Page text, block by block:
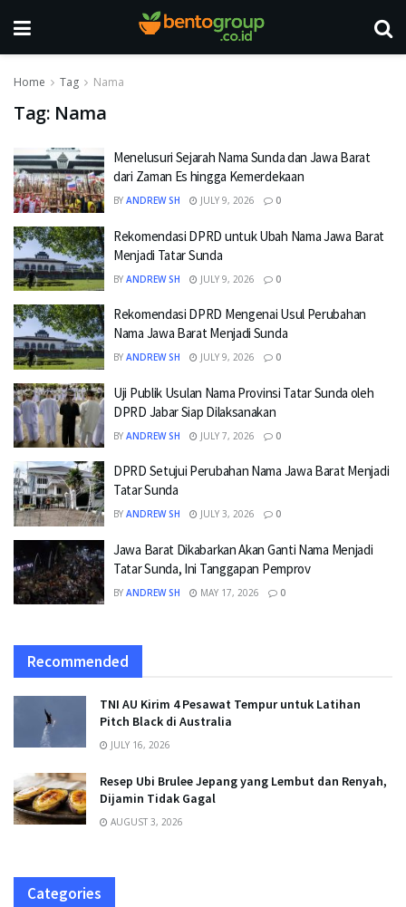
Home Tag Nama
Tag: Nama
Menelusuri Sejarah Nama Sunda dan Jawa Barat
dari Zaman Es hingga Kemerdekaan
BY ANDREW SH JULY 9, 2026 0
Rekomendasi DPRD untuk Ubah Nama Jawa Barat
Menjadi Tatar Sunda
BY ANDREW SH JULY 9, 2026 0
Rekomendasi DPRD Mengenai Usul Perubahan
Nama Jawa Barat Menjadi Sunda
BY ANDREW SH JULY 9, 2026 0
Uji Publik Usulan Nama Provinsi Tatar Sunda oleh
DPRD Jabar Siap Dilaksanakan
BY ANDREW SH JULY 7, 2026 0
DPRD Setujui Perubahan Nama Jawa Barat Menjadi
Tatar Sunda
BY ANDREW SH JULY 3, 2026 0
Jawa Barat Dikabarkan Akan Ganti Nama Menjadi
Tatar Sunda, Ini Tanggapan Pemprov
BY ANDREW SH MAY 17, 2026 0
Recommended
TNI AU Kirim 4 Pesawat Tempur untuk Latihan
Pitch Black di Australia
JULY 16, 2026
Resep Ubi Brulee Jepang yang Lembut dan Renyah,
Dijamin Tidak Gagal
AUGUST 3, 2026
Categories